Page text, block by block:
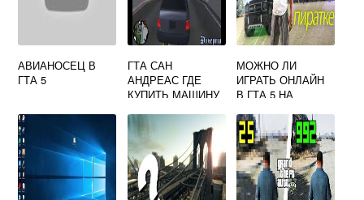
АВИАНОСЕЦ В
ГТА 5
ГТА САН
АНДРЕАС ГДЕ
КУПИТЬ МАШИНУ
МОЖНО ЛИ
ИГРАТЬ ОНЛАЙН
В ГТА 5 НА